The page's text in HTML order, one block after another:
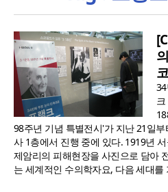
98주년 기념 특별전시'가 지난 21일
사 1층에서 진행 중에 있다. 1919년
제암리의 피해현장을 사진으로 담아
는 세계적인 수의학자요, 다음 세대를